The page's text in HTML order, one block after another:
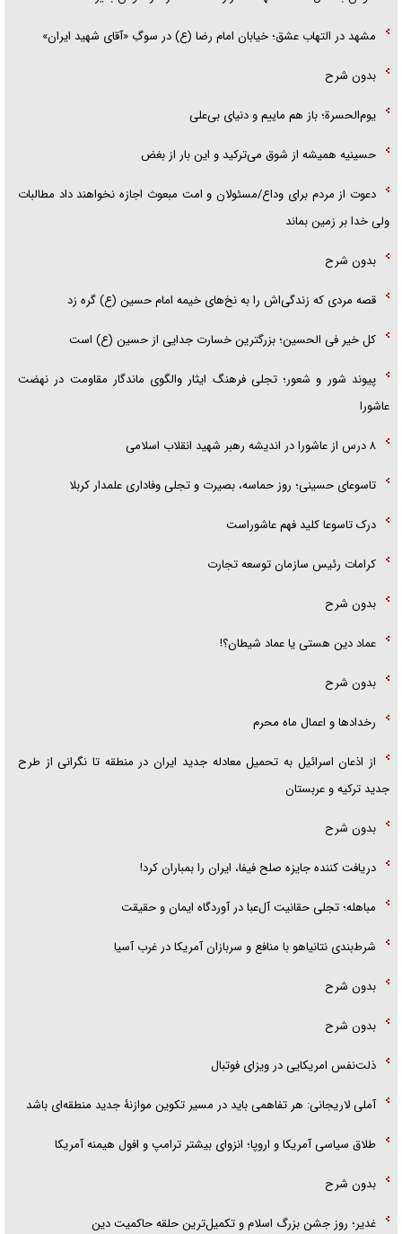
مشهد در التهاب عشق؛ خیابان امام رضا (ع) در سوگِ «آقای شهید ایران»
بدون شرح
یوم‌الحسرة؛ باز هم ماییم و دنیای بی‌علی
حسینیه همیشه از شوق می‌ترکید و این بار از بغض
دعوت از مردم برای وداع/مسئولان و امت مبعوث اجازه نخواهند داد مطالبات
ولی خدا بر زمین بماند
بدون شرح
قصه مردی که زندگی‌اش را به نخ‌های خیمه امام حسین (ع) گره زد
کل خیر فی الحسین؛ بزرگترین خسارت جدایی از حسین (ع) است
پیوند شور و شعور؛ تجلی فرهنگ ایثار والگوی ماندگار مقاومت در نهضت
عاشورا
۸ درس از عاشورا در اندیشه رهبر شهید انقلاب اسلامی
تاسوعای حسینی؛ روز حماسه، بصیرت و تجلی وفاداری علمدار کربلا
درک تاسوعا کلید فهم عاشوراست
کرامات رئیس سازمان توسعه تجارت
بدون شرح
عماد دین هستی یا عماد شیطان؟!
بدون شرح
رخداد‌ها و اعمال ماه محرم
از اذعان اسرائیل به تحمیل معادله جدید ایران در منطقه تا نگرانی از طرح
جدید ترکیه و عربستان
بدون شرح
دریافت کننده جایزه صلح فیفا، ایران را بمباران کرد!
مباهله؛ تجلی حقانیت آل‌عبا در آوردگاه ایمان و حقیقت
شرط‌بندی نتانیاهو با منافع و سربازان آمریکا در غرب آسیا
بدون شرح
بدون شرح
ذلت‌نفس امریکایی در ویزای فوتبال
آملی لاریجانی: هر تفاهمی باید در مسیر تکوین موازنۀ جدید منطقه‌ای باشد
طلاق سیاسی آمریکا و اروپا؛ انزوای بیشتر ترامپ و افول هیمنه آمریکا
بدون شرح
غدیر؛ روز جشن بزرگ اسلام و تکمیل‌ترین حلقه حاکمیت دین